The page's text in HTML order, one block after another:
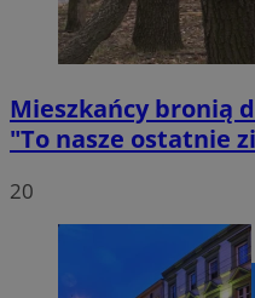
Mieszkańcy bronią
"To nasze ostatnie
20